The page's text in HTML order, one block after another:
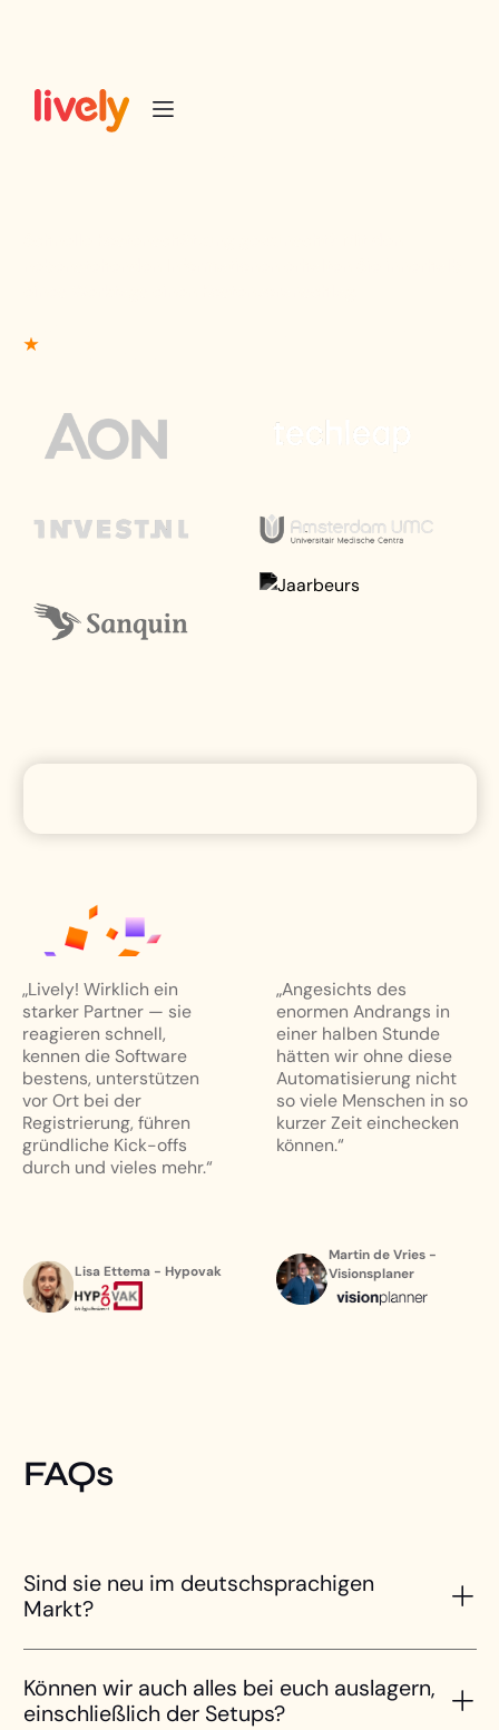
Preiskalkulation
„Angesichts des
enormen Andrangs in
einer halben Stunde
hätten wir ohne diese
Automatisierung nicht
so viele Menschen in so
kurzer Zeit einchecken
können.“
Visionsplaner
„Mit Lively ist bei der
Registrierung fast alles
möglich. Das Team ist
erreichbar, reagiert
schnell und denkt
proaktiv damit!“
Yvette van Wijk -
Jaarbeurs
FAQs
Sind sie neu im deutschsprachigen
Markt?
Können wir auch alles bei euch auslagern,
einschließlich der Setups?